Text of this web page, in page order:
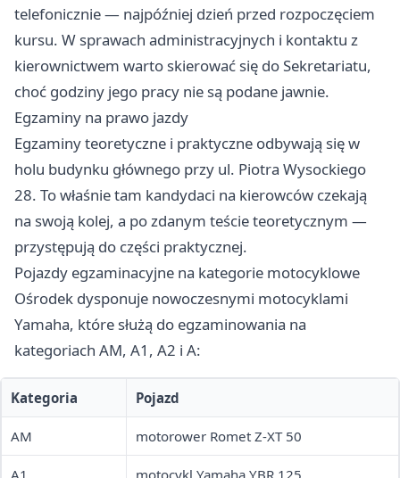
telefonicznie — najpóźniej dzień przed rozpoczęciem
kursu. W sprawach administracyjnych i kontaktu z
kierownictwem warto skierować się do Sekretariatu,
choć godziny jego pracy nie są podane jawnie.
Egzaminy na prawo jazdy
Egzaminy teoretyczne i praktyczne odbywają się w
holu budynku głównego przy ul. Piotra Wysockiego
28. To właśnie tam kandydaci na kierowców czekają
na swoją kolej, a po zdanym teście teoretycznym —
przystępują do części praktycznej.
Pojazdy egzaminacyjne na kategorie motocyklowe
Ośrodek dysponuje nowoczesnymi motocyklami
Yamaha, które służą do egzaminowania na
kategoriach AM, A1, A2 i A:
Kategoria Pojazd
AM motorower Romet Z-XT 50